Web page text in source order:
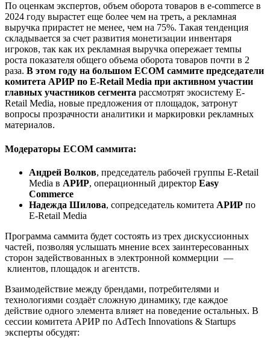
По оценкам экспертов, объем оборота товаров в e-commerce в
2024 году вырастет еще более чем на треть, а рекламная
выручка прирастет не менее, чем на 75%. Такая тенденция
складывается за счет развития монетизации инвентаря
игроков, так как их рекламная выручка опережает темпы
роста показателя общего объема оборота товаров почти в 2
раза. В этом году на большом ECOM саммите председатели
комитета АРИР по E-Retail Media при активном участии
главных участников сегмента рассмотрят экосистему E-
Retail Media, новые предложения от площадок, затронут
вопросы прозрачности аналитики и маркировки рекламных
материалов.
Модераторы ECOM саммита:
Андрей Волков, председатель рабочей группы E-Retail
Media в АРИР, операционный директор Easy
Commerce
Надежда Шилова, сопредседатель комитета АРИР по
E-Retail Media
Программа саммита будет состоять из трех дискуссионных
частей, позволяя услышать мнение всех заинтересованных
сторон задействованных в электронной коммерции —
клиентов, площадок и агентств.
Взаимодействие между брендами, потребителями и
технологиями создаёт сложную динамику, где каждое
действие одного элемента влияет на поведение остальных. В
сессии комитета АРИР по AdTech Innovations & Startups
эксперты обсудят: